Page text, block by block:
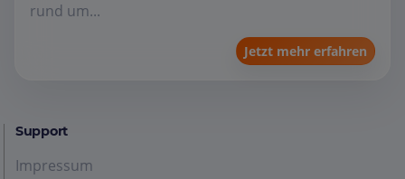
rund um...
Jetzt mehr erfahren
Support
Impressum